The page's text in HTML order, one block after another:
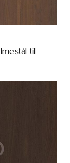
til